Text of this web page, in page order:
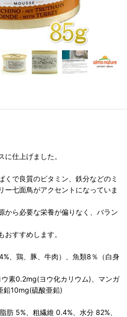
に仕上げました。
くで良質のビタミン、鉄分などのミ
ー七面鳥がアクセントになっていま
から必要な栄養が偏りなく、バラン
すすめします。
、鶏、豚、牛肉）、魚類8％（白身
ウ素0.2mg(ヨウ化カリウム)、マンガ
鉛10mg(硫酸亜鉛)
肪 5%、粗繊維 0.4%、水分 82%、